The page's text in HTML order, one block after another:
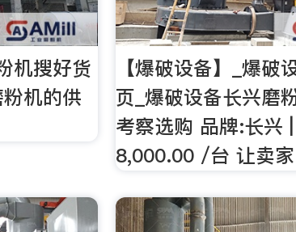
机搜好货
机的供
【爆破设备】_爆破
页_爆破设备长兴磨
考察选购 品牌:长兴
8,000.00 /台 让卖家